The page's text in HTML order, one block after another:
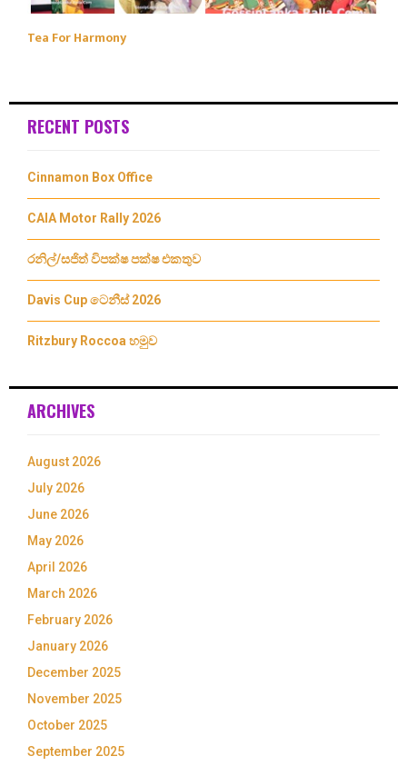
Tea For Harmony
RECENT POSTS
Cinnamon Box Office
CAIA Motor Rally 2026
රනිල්/සජිත් විපක්ෂ පක්ෂ එකතුව
Davis Cup ටෙනීස් 2026
Ritzbury Roccoa හමුව
ARCHIVES
August 2026
July 2026
June 2026
May 2026
April 2026
March 2026
February 2026
January 2026
December 2025
November 2025
October 2025
September 2025